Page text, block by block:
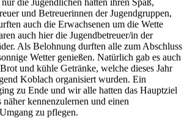
und Betreuerinnen der Jugendgruppen,
auch die Erwachsenen um die Wette
auch hier die Jugendbetreuer/in der
Als Belohnung durften alle zum Abschluss
Wetter genießen. Natürlich gab es auch
und kühle Getränke, welche dieses Jahr
Koblach organisiert wurden. Ein
zu Ende und wir alle hatten das Hauptziel
kennenzulernen und einen
zu pflegen.